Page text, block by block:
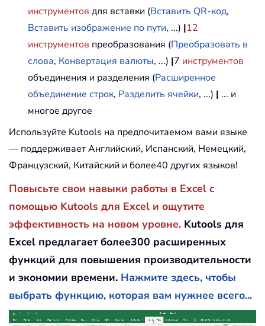
инструментов для вставки (Вставить QR-код,
Вставить изображение по пути, ...) |12
инструментов преобразования (Преобразовать в
слова, Конвертация валюты, ...) |7 инструментов
объединения и разделения (Расширенное
объединение строк, Разделить ячейки, ...) | ... и
многое другое
Используйте Kutools на предпочитаемом вами языке
— поддерживает Английский, Испанский, Немецкий,
Французский, Китайский и более40 других языков!
Повысьте свои навыки работы в Excel с
помощью Kutools для Excel и ощутите
эффективность на новом уровне. Kutools для
Excel предлагает более300 расширенных
функций для повышения производительности
и экономии времени. Нажмите здесь, чтобы
выбрать функцию, которая вам нужнее всего...